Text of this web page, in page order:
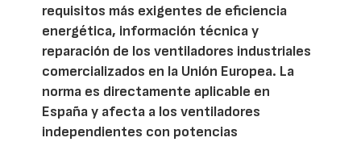
requisitos más exigentes de eficiencia
energética, información técnica y
reparación de los ventiladores industriales
comercializados en la Unión Europea. La
norma es directamente aplicable en
España y afecta a los ventiladores
independientes con potencias